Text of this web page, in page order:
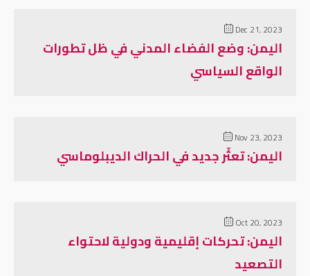
Dec 21, 2023
اليمن: وضع الفضاء المدني في ظل تطورات
الواقع السياسي
Nov 23, 2023
اليمن: تعثّر جديد في الحراك الديبلوماسي
Oct 20, 2023
اليمن: تحركات إقليمية ودولية لاحتواء
التصعيد